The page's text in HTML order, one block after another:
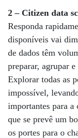
2 – Citizen data
Responda
disponíveis vai
de dados têm
preparar, agrupar
Explorar todas as
impossível,
importantes para a
que se prevê um
os portes para o